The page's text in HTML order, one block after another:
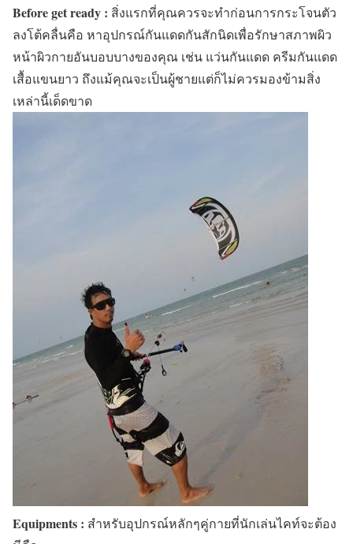
Before get ready : สิ่งแรกที่คุณควรจะทำก่อนการกระโจนตัว
ลงโต้คลื่นคือ หาอุปกรณ์กันแดดกันสักนิดเพื่อรักษาสภาพผิว
หน้าผิวกายอันบอบบางของคุณ เช่น แว่นกันแดด ครีมกันแดด
เสื้อแขนยาว ถึงแม้คุณจะเป็นผู้ชายแต่ก็ไม่ควรมองข้ามสิ่ง
เหล่านี้เด็ดขาด
Equipments : สำหรับอุปกรณ์หลักๆคู่กายที่นักเล่นไคท์จะต้อง